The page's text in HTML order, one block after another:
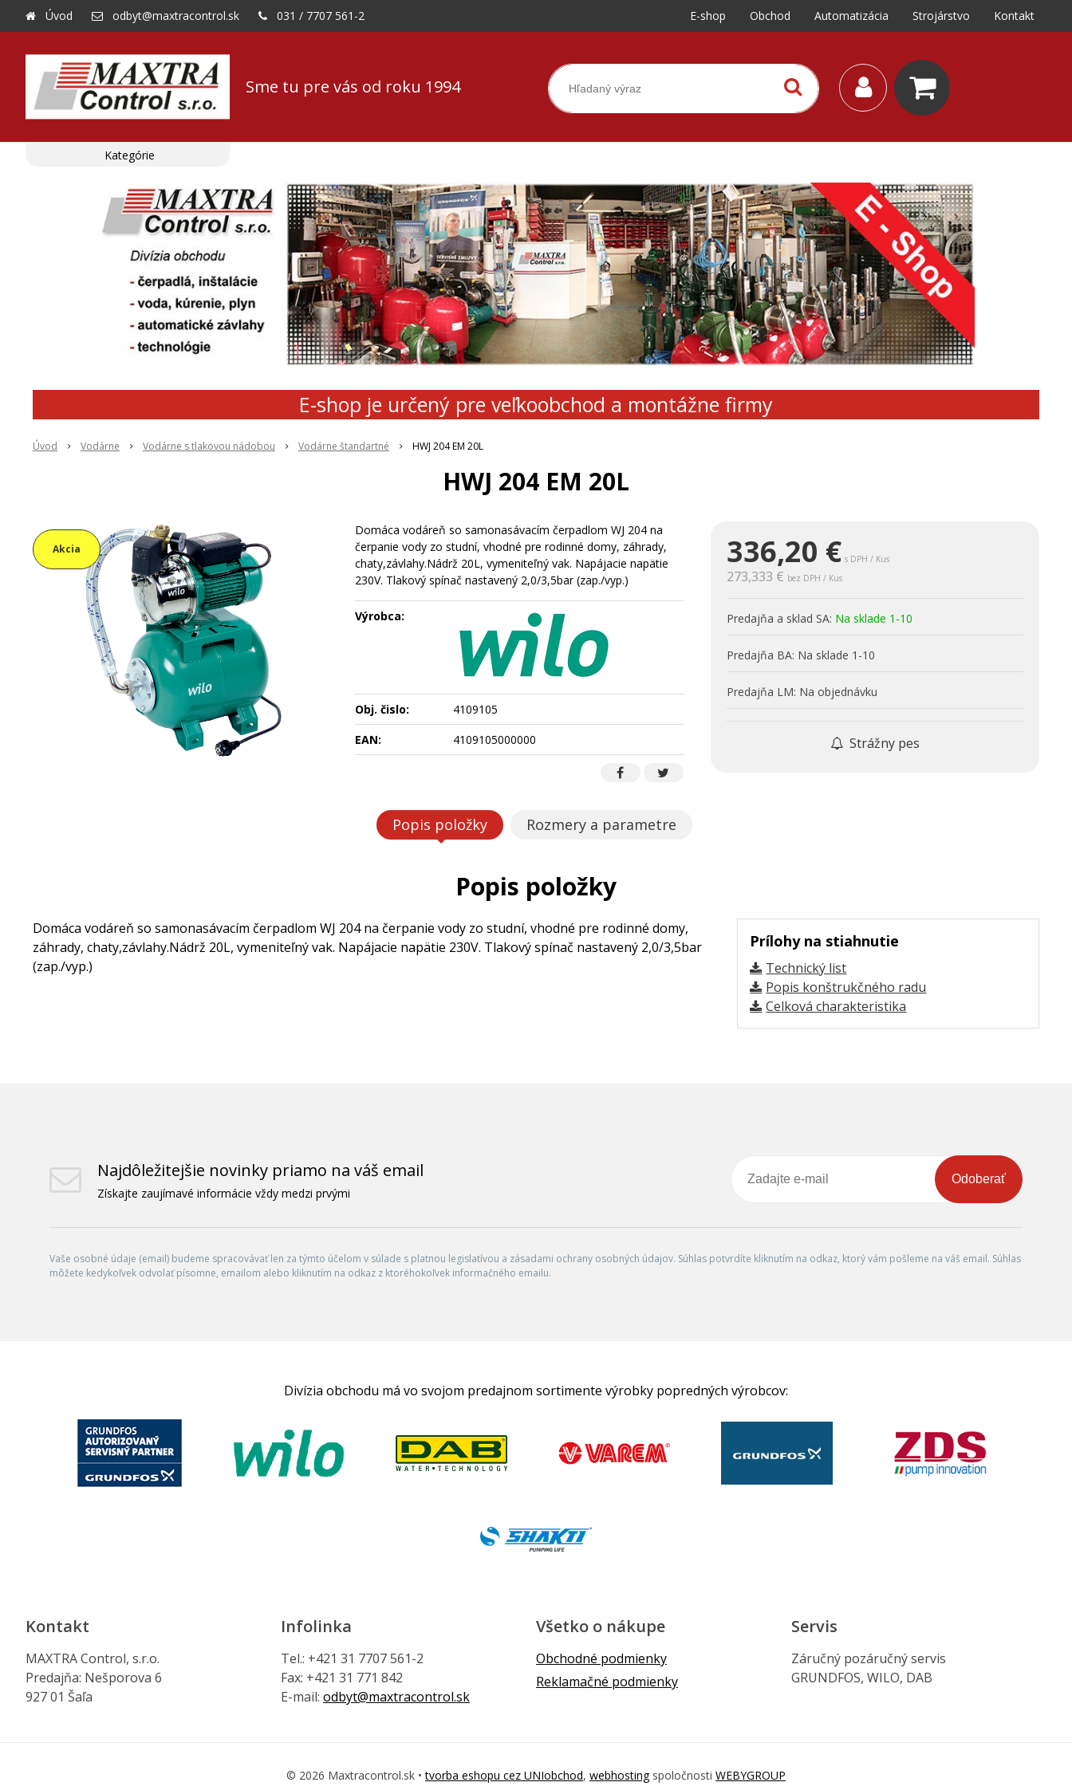
Sme tu pre vás od roku 1994
Úvod odbyt@maxtracontrol.sk 031 / 7707 561-2 E-shop Obchod Automatizácia Strojárstvo Kontakt
E-shop je určený pre veľkoobchod a montážne firmy
Úvod Vodárne Vodárne s tlakovou nádobou Vodárne štandartné HWJ 204 EM 20L
HWJ 204 EM 20L
Akcia 336,20 € s DPH / Kus
273,333 € bez DPH / Kus
Predajňa a sklad SA: Na sklade 1-10
Predajňa BA: Na sklade 1-10
Predajňa LM: Na objednávku
Strážny pes
Domáca vodáreň so samonasávacím čerpadlom WJ 204 na
čerpanie vody zo studní, vhodné pre rodinné domy, záhrady,
chaty,závlahy.Nádrž 20L, vymeniteľný vak. Napájacie napätie
230V. Tlakový spínač nastavený 2,0/3,5bar (zap./vyp.)
Výrobca:
Obj. čislo:
4109105
EAN:
4109105000000
Popis položky Rozmery a parametre
Popis položky
Prílohy na stiahnutie
Technický list
Popis konštrukčného radu
Celková charakteristika
Domáca vodáreň so samonasávacím čerpadlom WJ 204 na čerpanie vody zo studní, vhodné pre rodinné domy,
záhrady, chaty,závlahy.Nádrž 20L, vymeniteľný vak. Napájacie napätie 230V. Tlakový spínač nastavený 2,0/3,5bar
(zap./vyp.)
Kategórie
Najdôležitejšie novinky priamo na váš email
Získajte zaujímavé informácie vždy medzi prvými
Odoberať
Vaše osobné údaje (email) budeme spracovávať len za týmto účelom v súlade s platnou legislatívou a zásadami ochrany osobných údajov. Súhlas potvrdíte kliknutím na odkaz, ktorý vám pošleme na váš email. Súhlas
môžete kedykoľvek odvolať písomne, emailom alebo kliknutím na odkaz z ktoréhokoľvek informačného emailu.
Divízia obchodu má vo svojom predajnom sortimente výrobky popredných výrobcov:
Kontakt
MAXTRA Control, s.r.o.
Predajňa: Nešporova 6
927 01 Šaľa
Infolinka
Tel.: +421 31 7707 561-2
Fax: +421 31 771 842
E-mail: odbyt@maxtracontrol.sk
Všetko o nákupe
Obchodné podmienky
Reklamačné podmienky
Servis
Záručný pozáručný servis
GRUNDFOS, WILO, DAB
© 2026 Maxtracontrol.sk •tvorba eshopu cez UNIobchod, webhostingspoločnosti WEBYGROUP